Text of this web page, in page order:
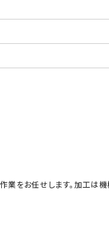
をお任せします。加工は機